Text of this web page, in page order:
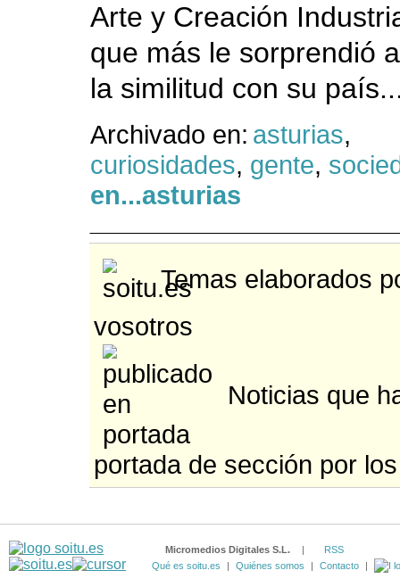
Arte y Creación
que más le sorprendió
la similitud con su
Archivado en: asturias,
curiosidades, gente,
en...asturias
Temas elaborados
vosotros
Noticias que
portada de sección por
Micromedios Digitales S.L.
RSS
Qué es soitu.es
Quiénes somos Contacto